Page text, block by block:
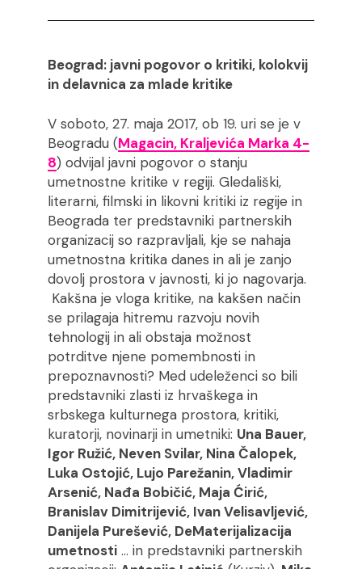
Beograd: javni pogovor o kritiki, kolokvij
in delavnica za mlade kritike
V soboto, 27. maja 2017, ob 19. uri se je v
Beogradu (Magacin, Kraljevića Marka 4-
8) odvijal javni pogovor o stanju
umetnostne kritike v regiji. Gledališki,
literarni, filmski in likovni kritiki iz regije in
Beograda ter predstavniki partnerskih
organizacij so razpravljali, kje se nahaja
umetnostna kritika danes in ali je zanjo
dovolj prostora v javnosti, ki jo nagovarja.
Kakšna je vloga kritike, na kakšen način
se prilagaja hitremu razvoju novih
tehnologij in ali obstaja možnost
potrditve njene pomembnosti in
prepoznavnosti? Med udeleženci so bili
predstavniki zlasti iz hrvaškega in
srbskega kulturnega prostora, kritiki,
kuratorji, novinarji in umetniki: Una Bauer,
Igor Ružić, Neven Svilar, Nina Čalopek,
Luka Ostojić, Lujo Parežanin, Vladimir
Arsenić, Nađa Bobičić, Maja Ćirić,
Branislav Dimitrijević, Ivan Velisavljević,
Danijela Purešević, DeMaterijalizacija
umetnosti… in predstavniki partnerskih